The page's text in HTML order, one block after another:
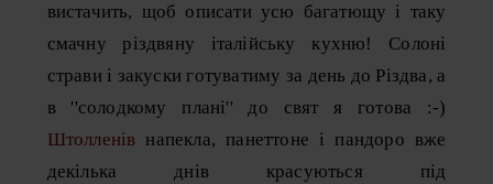
вистачить, щоб описати усю багатющу і таку
смачну різдвяну італійську кухню! Солоні
страви і закуски готуватиму за день до Різдва, а
в ''солодкому плані'' до свят я готова :-)
Штолленів напекла, панеттоне і пандоро вже
декілька днів красуються під